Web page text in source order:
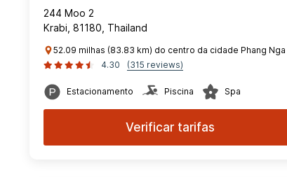
244 Moo 2
Krabi, 81180, Thailand
52.09 milhas (83.83 km) do centro da cidade Phang Nga
4.30
(315 reviews)
Estacionamento Piscina Spa
Verificar tarifas